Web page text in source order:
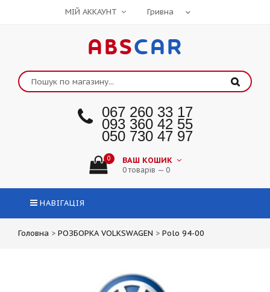
МІЙ АККАУНТ
ABSCAR
067 260 33 17
093 360 42 55
050 730 47 97
0 ВАШ КОШИК
0 товарів — 0
НАВІГАЦІЯ
Головна > РОЗБОРКА VOLKSWAGEN > Polo 94-00